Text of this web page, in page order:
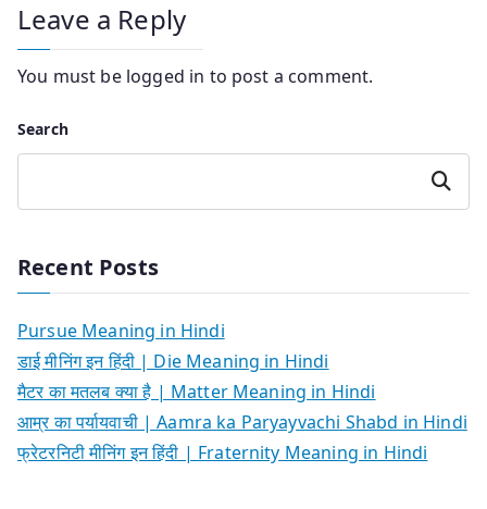
Leave a Reply
You must be logged in to post a comment.
Search
Search
Recent Posts
Pursue Meaning in Hindi
डाई मीनिंग इन हिंदी | Die Meaning in Hindi
मैटर का मतलब क्या है | Matter Meaning in Hindi
आम्र का पर्यायवाची | Aamra ka Paryayvachi Shabd in Hindi
फ्रेटरनिटी मीनिंग इन हिंदी | Fraternity Meaning in Hindi